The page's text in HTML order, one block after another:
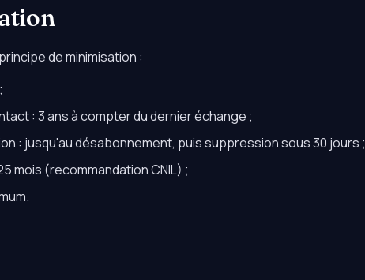
de minimisation :
: 3 ans à compter du dernier échange ;
: jusqu'au désabonnement, puis suppression sous 30 jours ;
mois (recommandation CNIL) ;